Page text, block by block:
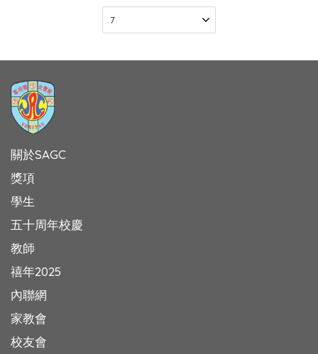
關於SAGC
獎項
學生
五十周年校慶
教師
禧年2025
內聯網
家教會
校友會